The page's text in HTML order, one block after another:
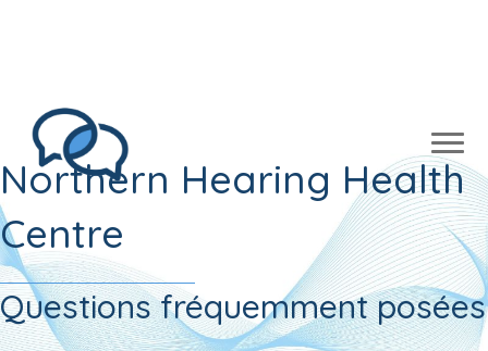
Northern Hearing Health
Centre
Questions fréquemment posées